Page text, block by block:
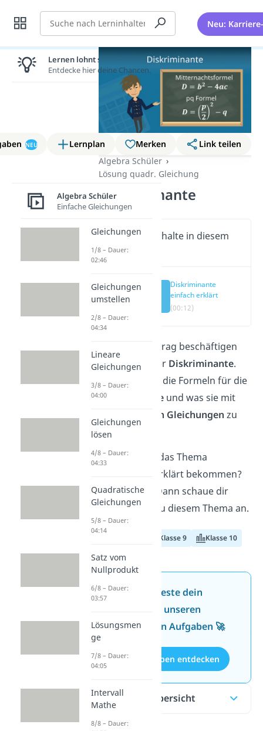
Suche Neu:
NEU Lernplan Merken
Link teilen
Algebra Schüler
Lösung quadr. Gleichung
Diskriminante
Wichtige Inhalte in diesem
Video
Diskriminante
einfach erklärt
(00:12)
In diesem Beitrag beschäftigen
wir uns mit der Diskriminante.
Wir zeigen dir die Formeln für die
Diskriminanteund was sie mit
quadratischen Gleichungen zu
tun hat.
Du möchtest das Thema
anschaulich erklärt bekommen?
Wunderbar! Dann schaue dir
unserVideo zu diesem Thema an.
Klasse 9 Klasse 10
Jetzt neu: Teste dein
Wissen mit unseren
kostenlosen Aufgaben 🚀
Aufgaben entdecken
Inhaltsübersicht
Lernen lohnt sich!
Entdecke hier deine Chancen.
Algebra Schüler
Einfache Gleichungen
Gleichungen
1/8 – Dauer:
02:46
Gleichungen
umstellen
2/8 – Dauer:
04:34
Lineare
Gleichungen
3/8 – Dauer:
04:00
Gleichungen
lösen
4/8 – Dauer:
04:33
Quadratische
Gleichungen
5/8 – Dauer:
04:14
Satz vom
Nullprodukt
6/8 – Dauer:
03:57
Lösungsmen
ge
7/8 – Dauer:
04:05
Intervall
Mathe
8/8 – Dauer: